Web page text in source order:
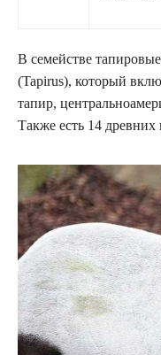
В семействе
(Tapirus), который
тапир,
Также есть 14